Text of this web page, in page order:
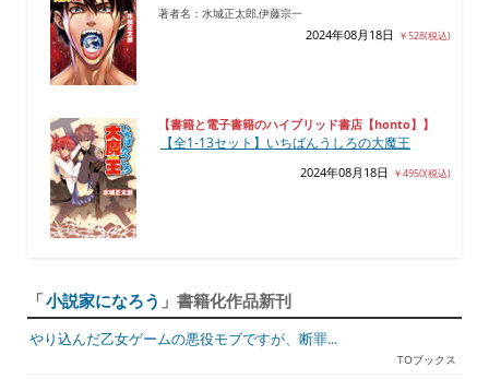
著者名：水城正太郎,伊藤宗一
2024年08月18日 ￥528(税込)
【書籍と電子書籍のハイブリッド書店【honto】】
【全1-13セット】いちばんうしろの大魔王
2024年08月18日 ￥4950(税込)
「小説家になろう 」書籍化作品新刊
やり込んだ乙女ゲームの悪役モブですが、断罪...
TOブックス